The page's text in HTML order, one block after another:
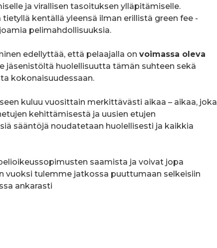
ja virallisen tasoituksen ylläpitämiselle.
kentällä yleensä ilman erillistä green fee -
pelimahdollisuuksia.
edellyttää, että pelaajalla on voimassa oleva
jäsenistöltä huolellisuutta tämän suhteen sekä
kokonaisuudessaan.
kuluu vuosittain merkittävästi aikaa – aikaa, joka
kehittämisestä ja uusien etujen
sääntöjä noudatetaan huolellisesti ja kaikkia
saamista ja voivat jopa
vuoksi tulemme jatkossa puuttumaan selkeisiin
ankarasti